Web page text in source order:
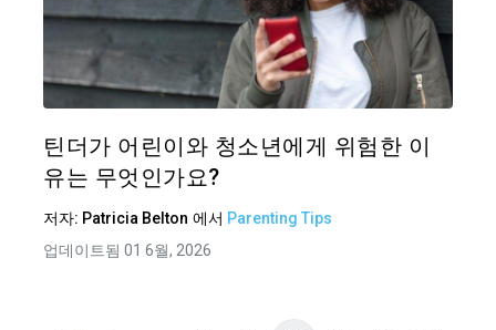
이 기
틴더가 어린이와 청소년에게 위험한 이
유는 무엇인가요?
저자: Patricia Belton 에서 Parenting Tips
업데이트됨 01 6월, 2026